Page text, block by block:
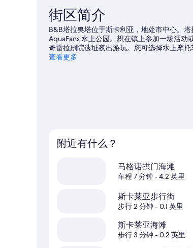
街区简介
B&B塔拉奥塔位于斯卡利亚，地处市中心。
AquaFans 水上公园。想在镇上参加一场活动
奇雷拉剧院遗址夜出游玩。您可选择水上摩
择骑马，体验冒险之旅。
查看更多
附近有什么？
马格诺拱门海滩
车程 7 分钟- 4.2 英里
斯卡莱亚步行街
步行 2 分钟- 0.1 英里
斯卡莱亚海滩
步行 3 分钟- 0.2 英里